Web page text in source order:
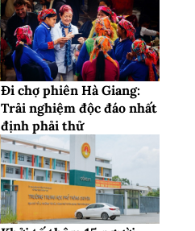
Đi chợ phiên Hà Giang:
Trải nghiệm độc đáo nhất
định phải thử